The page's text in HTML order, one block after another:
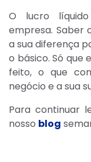
O lucro
empresa. Saber
a sua diferença
o básico. Só que
feito, o que
negócio e a sua
Para continuar
nosso blog